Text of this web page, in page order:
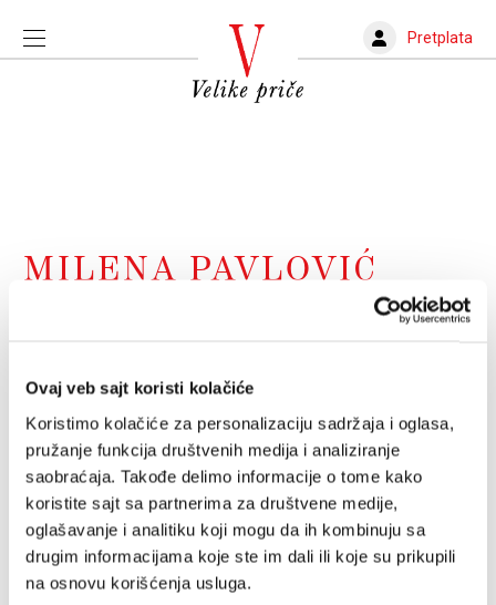
Ovaj veb sajt koristi kolačiće
Koristimo kolačiće za personalizaciju sadržaja i oglasa,
pružanje funkcija društvenih medija i analiziranje
saobraćaja. Takođe delimo informacije o tome kako
koristite sajt sa partnerima za društvene medije,
oglašavanje i analitiku koji mogu da ih kombinuju sa
drugim informacijama koje ste im dali ili koje su prikupili
na osnovu korišćenja usluga.
Pretplata
MILENA PAVLOVIĆ
Da li su vam pričali pravu priču o Mileni
Pavlović Barili?
Uz sve životne lomove, nepriznavanje njenog rada u
Srbiji, tešku bolest, rastrzanost između oca i majke,
kobnih muškaraca, dve domovine, trošenje talenta
zarad preživljavanja, uspeće da za samo 36 godina,
koliko je izdržala da poživi, ostavi iza sebe mnogo
trčeći ispred svog vremena
ANA MITIĆ